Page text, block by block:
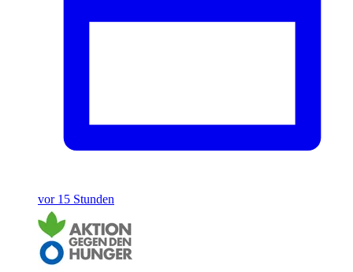
vor 15 Stunden